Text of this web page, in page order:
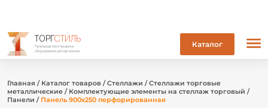
ТОРГСТИЛЬ
Производство и продажа
оборудования для магазинов
Каталог
Главная / Каталог товаров /Стеллажи /Стеллажи торговые
металлические / Комплектующие элементы на стеллаж торговый /
Панели / Панель 900х250 перфорированная